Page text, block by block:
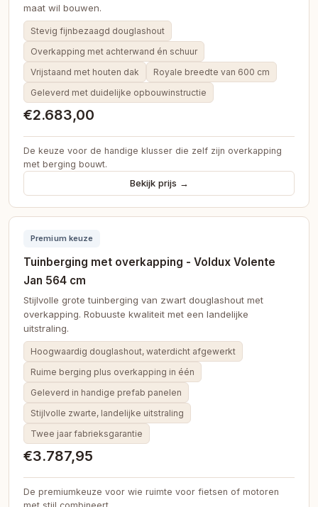
maat wil bouwen.
Stevig fijnbezaagd douglashout
Overkapping met achterwand én schuur
Vrijstaand met houten dak
Royale breedte van 600 cm
Geleverd met duidelijke opbouwinstructie
€2.683,00
De keuze voor de handige klusser die zelf zijn overkapping
met berging bouwt.
Bekijk prijs →
Premium keuze
Tuinberging met overkapping - Voldux Volente
Jan 564 cm
Stijlvolle grote tuinberging van zwart douglashout met
overkapping. Robuuste kwaliteit met een landelijke
uitstraling.
Hoogwaardig douglashout, waterdicht afgewerkt
Ruime berging plus overkapping in één
Geleverd in handige prefab panelen
Stijlvolle zwarte, landelijke uitstraling
Twee jaar fabrieksgarantie
€3.787,95
De premiumkeuze voor wie ruimte voor fietsen of motoren